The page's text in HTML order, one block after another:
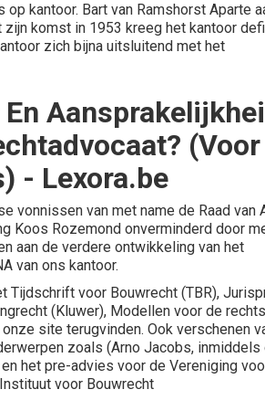
kantoor. Bart van Ramshorst Aparte
zijn komst in 1953 kreeg het kantoor
zich bijna uitsluitend met het
(Voor
- Lexora.be
vonnissen van met name de Raad van
Koos Rozemond onverminderd door
aan de verdere ontwikkeling van het
van ons kantoor.
Tijdschrift voor Bouwrecht (TBR),
(Kluwer), Modellen voor de
site terugvinden. Ook verschenen
zoals (Arno Jacobs, inmiddels
het pre-advies voor de Vereniging
voor Bouwrecht